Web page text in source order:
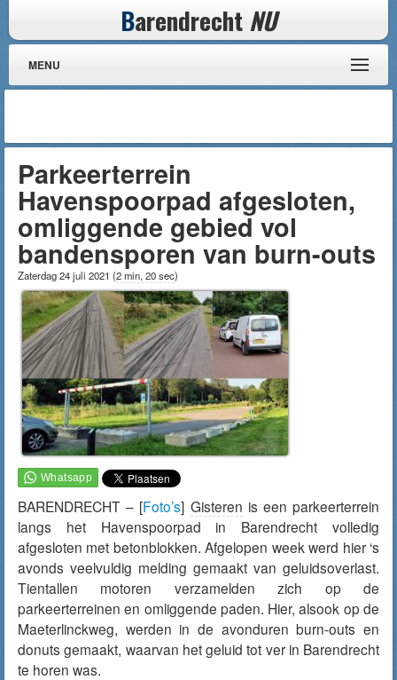
Barendrecht NU
MENU
Parkeerterrein
Havenspoorpad afgesloten,
omliggende gebied vol
bandensporen van burn-outs
Zaterdag 24 juli 2021 (2 min, 20 sec)
BARENDRECHT – [Foto’s] Gisteren is een parkeerterrein
langs het Havenspoorpad in Barendrecht volledig
afgesloten met betonblokken. Afgelopen week werd hier ‘s
avonds veelvuldig melding gemaakt van geluidsoverlast.
Tientallen motoren verzamelden zich op de
parkeerterreinen en omliggende paden. Hier, alsook op de
Maeterlinckweg, werden in de avonduren burn-outs en
donuts gemaakt, waarvan het geluid tot ver in Barendrecht
te horen was.